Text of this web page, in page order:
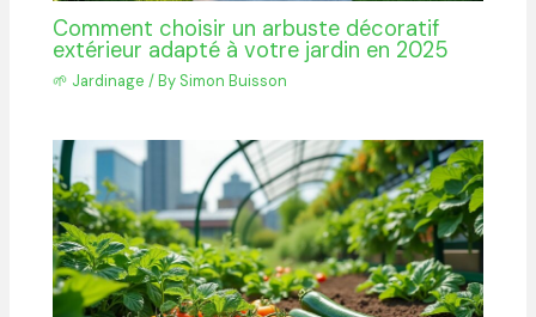
Comment choisir un arbuste décoratif
extérieur adapté à votre jardin en 2025
🌱 Jardinage / By Simon Buisson